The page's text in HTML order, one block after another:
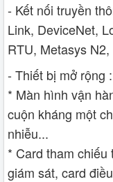
- Kết nối truyền
Link, DeviceNet,
RTU, Metasys
- Thiết bị mở rộng :
* Màn hình vận
cuộn kháng một
nhiễu...
* Card tham
giám sát, card